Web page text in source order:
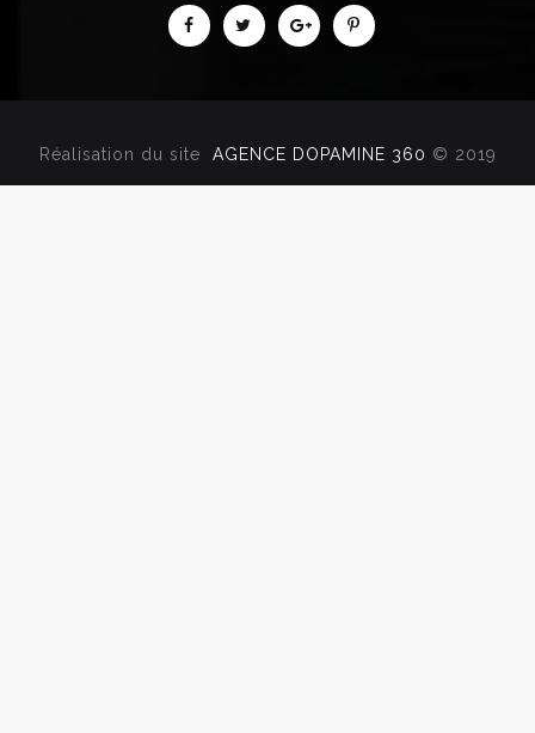
Réalisation du site AGENCE DOPAMINE 360 © 2019